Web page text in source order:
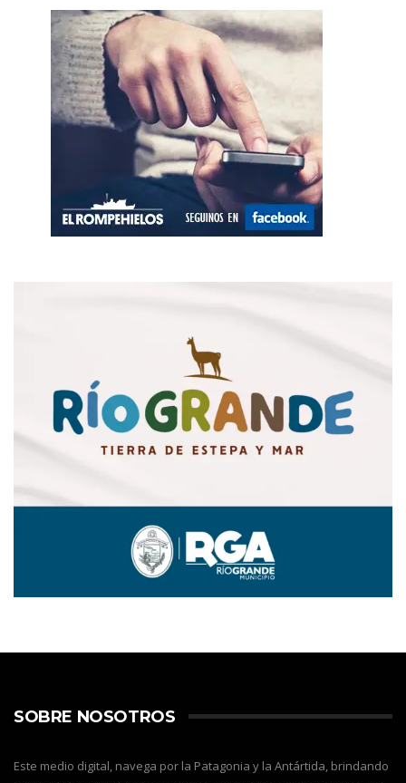
SOBRE NOSOTROS
Este medio digital, navega por la Patagonia y la Antártida, brindando